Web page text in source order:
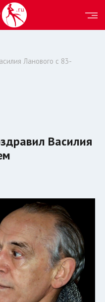
Ланового с 83-
Василия